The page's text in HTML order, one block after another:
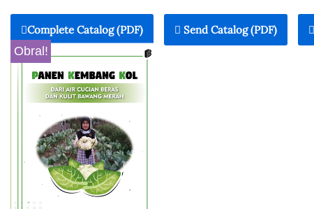
Complete Catalog (PDF) Send Catalog (PDF)
Obral!